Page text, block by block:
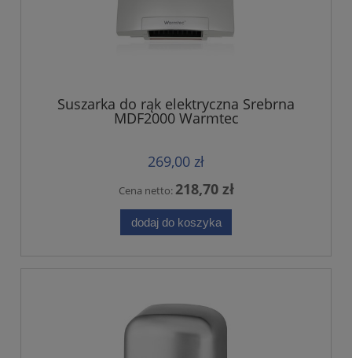
Suszarka do rąk elektryczna Srebrna
MDF2000 Warmtec
269,00 zł
Cena netto: 218,70 zł
dodaj do koszyka